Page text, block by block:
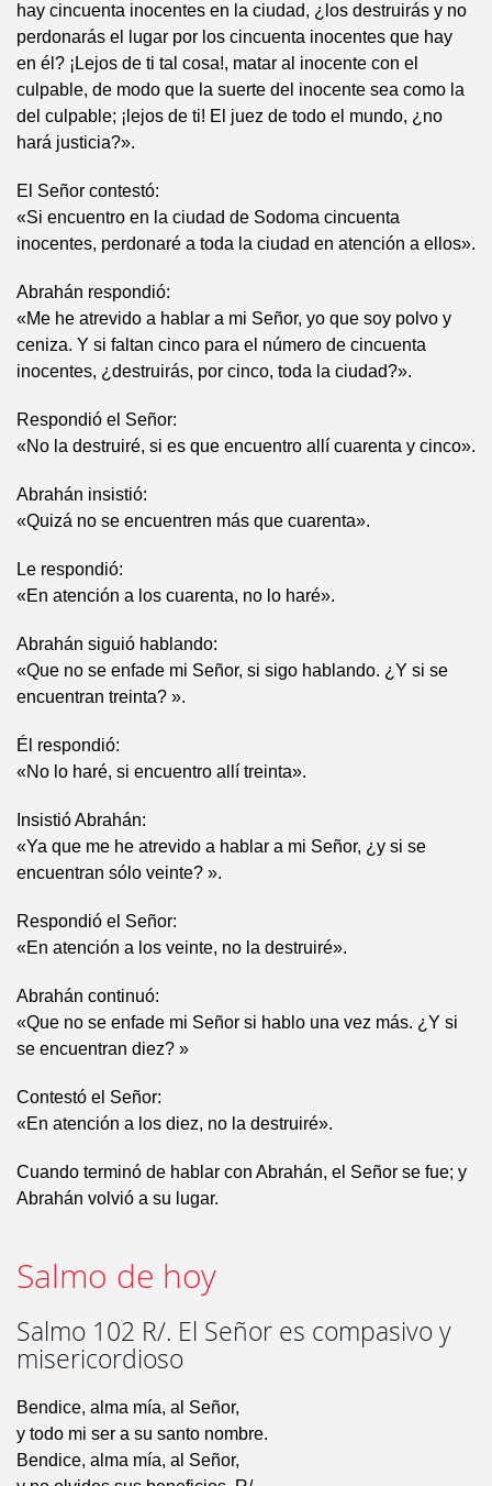
hay cincuenta inocentes en la ciudad, ¿los destruirás y no
perdonarás el lugar por los cincuenta inocentes que hay
en él? ¡Lejos de ti tal cosa!, matar al inocente con el
culpable, de modo que la suerte del inocente sea como la
del culpable; ¡lejos de ti! El juez de todo el mundo, ¿no
hará justicia?».
El Señor contestó:
«Si encuentro en la ciudad de Sodoma cincuenta
inocentes, perdonaré a toda la ciudad en atención a ellos».
Abrahán respondió:
«Me he atrevido a hablar a mi Señor, yo que soy polvo y
ceniza. Y si faltan cinco para el número de cincuenta
inocentes, ¿destruirás, por cinco, toda la ciudad?».
Respondió el Señor:
«No la destruiré, si es que encuentro allí cuarenta y cinco».
Abrahán insistió:
«Quizá no se encuentren más que cuarenta».
Le respondió:
«En atención a los cuarenta, no lo haré».
Abrahán siguió hablando:
«Que no se enfade mi Señor, si sigo hablando. ¿Y si se
encuentran treinta? ».
Él respondió:
«No lo haré, si encuentro allí treinta».
Insistió Abrahán:
«Ya que me he atrevido a hablar a mi Señor, ¿y si se
encuentran sólo veinte? ».
Respondió el Señor:
«En atención a los veinte, no la destruiré».
Abrahán continuó:
«Que no se enfade mi Señor si hablo una vez más. ¿Y si
se encuentran diez? »
Contestó el Señor:
«En atención a los diez, no la destruiré».
Cuando terminó de hablar con Abrahán, el Señor se fue; y
Abrahán volvió a su lugar.
Salmo de hoy
Salmo 102 R/. El Señor es compasivo y
misericordioso
Bendice, alma mía, al Señor,
y todo mi ser a su santo nombre.
Bendice, alma mía, al Señor,